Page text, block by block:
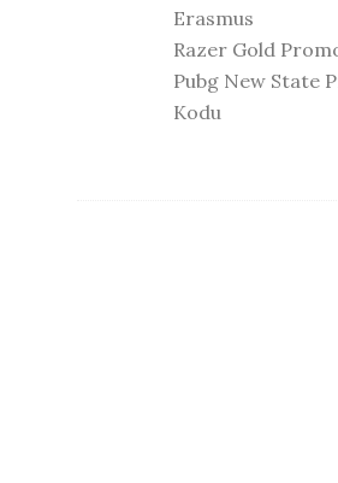
Erasmus
Razer Gold
Pubg New State
Kodu